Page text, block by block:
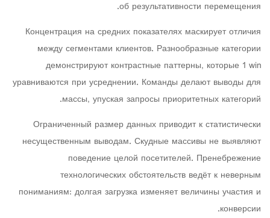
об результативности перемещения.
Концентрация на средних показателях маскирует отличия
между сегментами клиентов. Разнообразные категории
демонстрируют контрастные паттерны, которые 1 win
уравниваются при усреднении. Команды делают выводы для
массы, упуская запросы приоритетных категорий.
Ограниченный размер данных приводит к статистически
несущественным выводам. Скудные массивы не выявляют
поведение целой посетителей. Пренебрежение
технологических обстоятельств ведёт к неверным
пониманиям: долгая загрузка изменяет величины участия и
конверсии.